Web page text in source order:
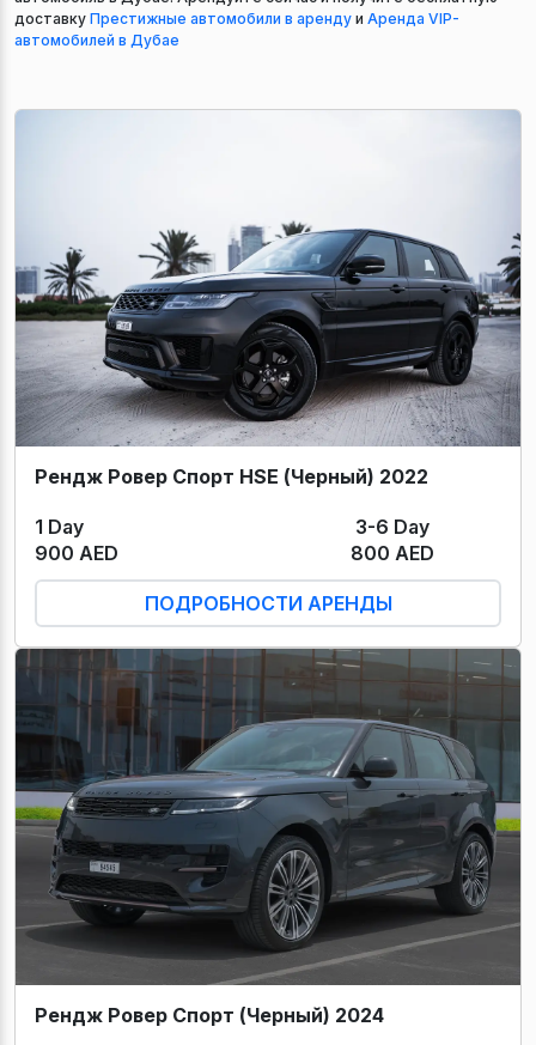
доставку Престижные автомобили в аренду и Аренда VIP-
автомобилей в Дубае
Рендж Ровер Спорт HSE (Черный) 2022
1 Day
3-6 Day
900 AED
800 AED
ПОДРОБНОСТИ АРЕНДЫ
Рендж Ровер Спорт (Черный) 2024